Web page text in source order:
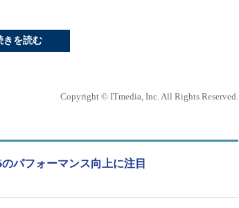
品部 エグゼクティブプロダクトマネージャー 北川剛氏
決定や経営判断に生かす取り組みは以前か
ームや大型サーバー用の統計解析ソフトウ
った。
から得た分析結果をビジネスの現場で活用
きを読む
Copyright © ITmedia, Inc. All Rights Reserved.
パフォーマンス向上に注目